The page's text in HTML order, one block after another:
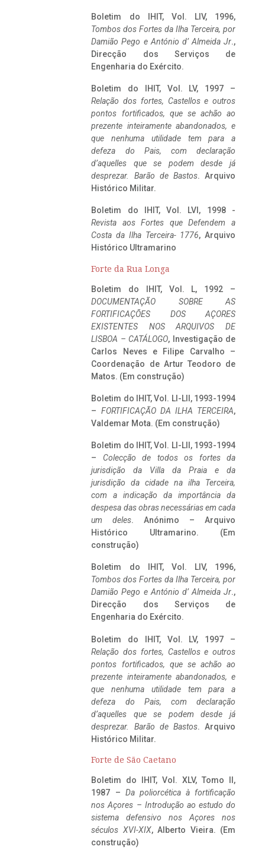
Boletim do IHIT, Vol. LIV, 1996,
Tombos dos Fortes da Ilha Terceira, por
Damião Pego e António d’ Almeida Jr.,
Direcção dos Serviços de
Engenharia do Exército.
Boletim do IHIT, Vol. LV, 1997 –
Relação dos fortes, Castellos e outros
pontos fortificados, que se achão ao
prezente inteiramente abandonados, e
que nenhuma utilidade tem para a
defeza do Pais, com declaração
d’aquelles que se podem desde já
desprezar. Barão de Bastos. Arquivo
Histórico Militar.
Boletim do IHIT, Vol. LVI, 1998 -
Revista aos Fortes que Defendem a
Costa da Ilha Terceira- 1776, Arquivo
Histórico Ultramarino
Forte da Rua Longa
Boletim do IHIT, Vol. L, 1992 –
DOCUMENTAÇÃO SOBRE AS
FORTIFICAÇÕES DOS AÇORES
EXISTENTES NOS ARQUIVOS DE
LISBOA – CATÁLOGO, Investigação de
Carlos Neves e Filipe Carvalho –
Coordenação de Artur Teodoro de
Matos. (Em construção)
Boletim do IHIT, Vol. LI-LII, 1993-1994
– FORTIFICAÇÃO DA ILHA TERCEIRA,
Valdemar Mota. (Em construção)
Boletim do IHIT, Vol. LI-LII, 1993-1994
– Colecção de todos os fortes da
jurisdição da Villa da Praia e da
jurisdição da cidade na ilha Terceira,
com a indicação da importância da
despesa das obras necessárias em cada
um deles. Anónimo – Arquivo
Histórico Ultramarino. (Em
construção)
Boletim do IHIT, Vol. LIV, 1996,
Tombos dos Fortes da Ilha Terceira, por
Damião Pego e António d’ Almeida Jr.,
Direcção dos Serviços de
Engenharia do Exército.
Boletim do IHIT, Vol. LV, 1997 –
Relação dos fortes, Castellos e outros
pontos fortificados, que se achão ao
prezente inteiramente abandonados, e
que nenhuma utilidade tem para a
defeza do Pais, com declaração
d’aquelles que se podem desde já
desprezar. Barão de Bastos. Arquivo
Histórico Militar.
Forte de São Caetano
Boletim do IHIT, Vol. XLV, Tomo II,
1987 – Da poliorcética à fortificação
nos Açores – Introdução ao estudo do
sistema defensivo nos Açores nos
séculos XVI-XIX, Alberto Vieira. (Em
construção)